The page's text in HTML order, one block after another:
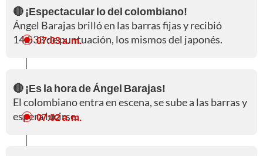
🔴 ¡Espectacular lo del colombiano!
Ángel Barajas brilló en las barras fijas y recibió
14.533 de puntuación, los mismos del japonés.
07:03 a. m.
🔴 ¡Es la hora de Ángel Barajas!
El colombiano entra en escena, se sube a las barras y
espera lucirse.
07:02 a. m.